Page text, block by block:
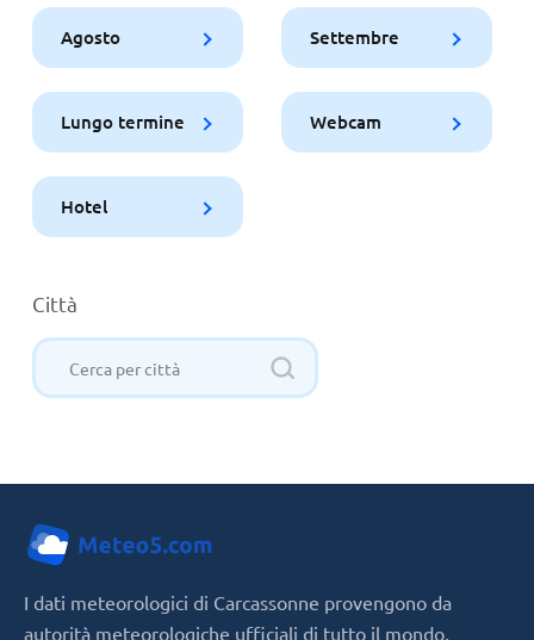
Agosto Settembre
Lungo termine Webcam
Hotel
Città
I dati meteorologici di Carcassonne provengono da
autorità meteorologiche ufficiali di tutto il mondo,